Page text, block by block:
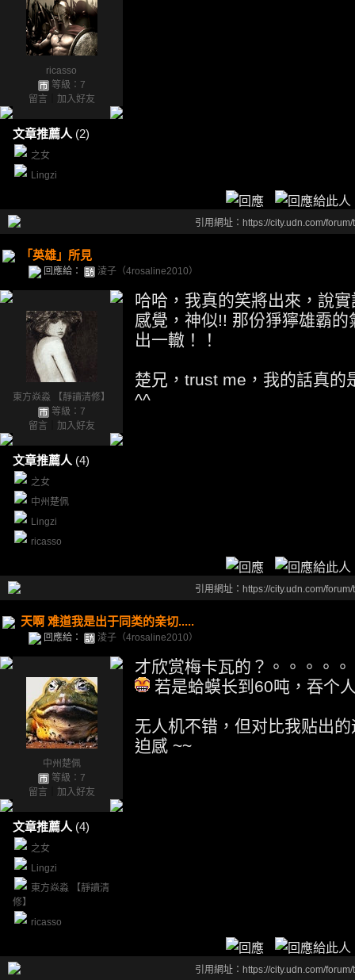
ricasso
等級：7
留言
加入好友
文章推薦人 (2)
之女
Lingzi
引用網址：https://city.udn.com/
「英雄」所見
回應給： 淩子（4rosaline2010）
東方焱淼 【靜讀清修】
等級：7
留言
加入好友
文章推薦人 (4)
之女
中州楚佩
Lingzi
ricasso
哈哈，我真的笑將出來，說
感覺，神似!! 那份猙獰雄霸
出一轍！！
楚兄，trust me，我的話真
^^
引用網址：https://city.udn.com/
天啊 难道我是出于同类的亲切.....
回應給： 淩子（4rosaline2010）
中州楚佩
等級：7
留言
加入好友
文章推薦人 (4)
之女
Lingzi
東方焱淼 【靜讀清
修】
ricasso
才欣赏梅卡瓦的？。。。。。
若是蛤蟆长到60吨，吞个
无人机不错，但对比我贴出
迫感 ~~
引用網址：https://city.udn.com/